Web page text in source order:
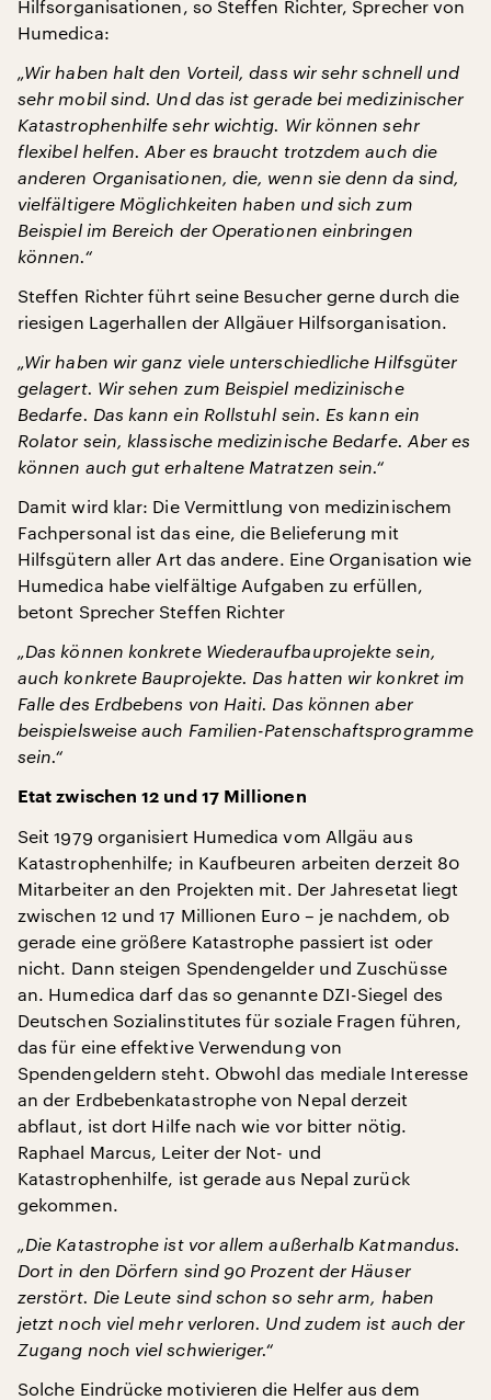
Hilfsorganisationen, so Steffen Richter, Sprecher von
Humedica:
„Wir haben halt den Vorteil, dass wir sehr schnell und
sehr mobil sind. Und das ist gerade bei medizinischer
Katastrophenhilfe sehr wichtig. Wir können sehr
flexibel helfen. Aber es braucht trotzdem auch die
anderen Organisationen, die, wenn sie denn da sind,
vielfältigere Möglichkeiten haben und sich zum
Beispiel im Bereich der Operationen einbringen
können.“
Steffen Richter führt seine Besucher gerne durch die
riesigen Lagerhallen der Allgäuer Hilfsorganisation.
„Wir haben wir ganz viele unterschiedliche Hilfsgüter
gelagert. Wir sehen zum Beispiel medizinische
Bedarfe. Das kann ein Rollstuhl sein. Es kann ein
Rolator sein, klassische medizinische Bedarfe. Aber es
können auch gut erhaltene Matratzen sein.“
Damit wird klar: Die Vermittlung von medizinischem
Fachpersonal ist das eine, die Belieferung mit
Hilfsgütern aller Art das andere. Eine Organisation wie
Humedica habe vielfältige Aufgaben zu erfüllen,
betont Sprecher Steffen Richter
„Das können konkrete Wiederaufbauprojekte sein,
auch konkrete Bauprojekte. Das hatten wir konkret im
Falle des Erdbebens von Haiti. Das können aber
beispielsweise auch Familien-Patenschaftsprogramme
sein.“
Etat zwischen 12 und 17 Millionen
Seit 1979 organisiert Humedica vom Allgäu aus
Katastrophenhilfe; in Kaufbeuren arbeiten derzeit 80
Mitarbeiter an den Projekten mit. Der Jahresetat liegt
zwischen 12 und 17 Millionen Euro – je nachdem, ob
gerade eine größere Katastrophe passiert ist oder
nicht. Dann steigen Spendengelder und Zuschüsse
an. Humedica darf das so genannte DZI-Siegel des
Deutschen Sozialinstitutes für soziale Fragen führen,
das für eine effektive Verwendung von
Spendengeldern steht. Obwohl das mediale Interesse
an der Erdbebenkatastrophe von Nepal derzeit
abflaut, ist dort Hilfe nach wie vor bitter nötig.
Raphael Marcus, Leiter der Not- und
Katastrophenhilfe, ist gerade aus Nepal zurück
gekommen.
„Die Katastrophe ist vor allem außerhalb Katmandus.
Dort in den Dörfern sind 90 Prozent der Häuser
zerstört. Die Leute sind schon so sehr arm, haben
jetzt noch viel mehr verloren. Und zudem ist auch der
Zugang noch viel schwieriger.“
Solche Eindrücke motivieren die Helfer aus dem